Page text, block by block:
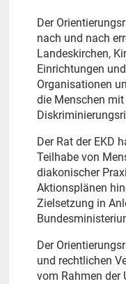
Der
nach und nach
Landeskirchen,
Einrichtungen
Organisationen
die Menschen
Der Rat der EKD
Teilhabe von
diakonischer
Aktionsplänen
Zielsetzung in
Der
und rechtlichen
vom Rahmen der